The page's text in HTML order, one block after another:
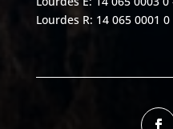
Lourdes R: 14 065 0001 0